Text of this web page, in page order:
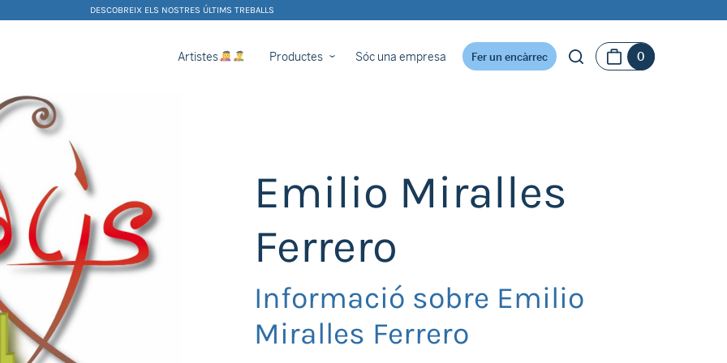
DESCOBREIX ELS NOSTRES ÚLTIMS TREBALLS
Artistes Productes Sóc una empresa Fer un encàrrec 0
Emilio Miralles
Ferrero
Informació sobre Emilio
Miralles Ferrero